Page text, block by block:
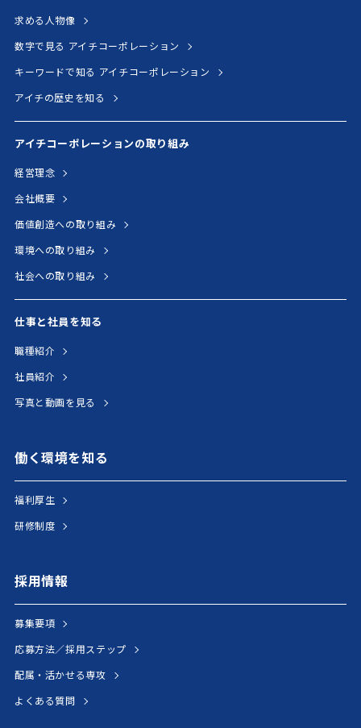
求める人物像
数字で見る アイチコーポレーション
キーワードで知る アイチコーポレーション
アイチの歴史を知る
アイチコーポレーションの取り組み
経営理念
会社概要
価値創造への取り組み
環境への取り組み
社会への取り組み
仕事と社員を知る
職種紹介
社員紹介
写真と動画を見る
働く環境を知る
福利厚生
研修制度
採用情報
募集要項
応募方法／採用ステップ
配属・活かせる専攻
よくある質問